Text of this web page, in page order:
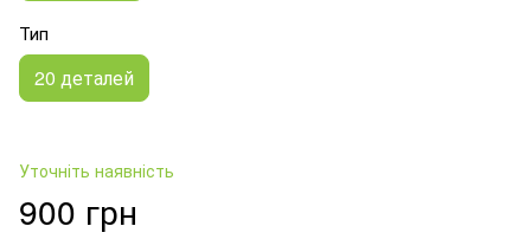
Тип
20 деталей
Уточніть наявність
900 грн